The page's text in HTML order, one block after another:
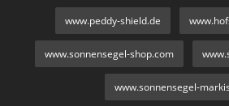
www.peddy-shield.de
www.sonnensegel-shop.com
www.sonnensegel-